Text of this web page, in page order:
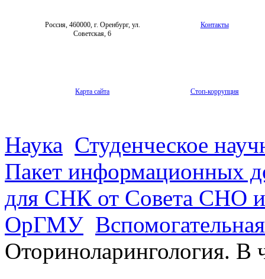
Россия, 460000, г. Оренбург, ул.
Советская, 6
Контакты
Карта сайта Стоп-коррупция
Наука Студенческое
Пакет информационных
для СНК от Совета СНО
ОрГМУ
Оториноларингология. В